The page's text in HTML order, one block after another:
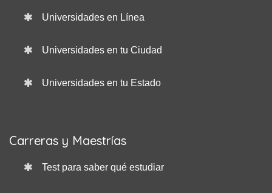
Universidades en Línea
Universidades en tu Ciudad
Universidades en tu Estado
Carreras y Maestrías
Test para saber qué estudiar